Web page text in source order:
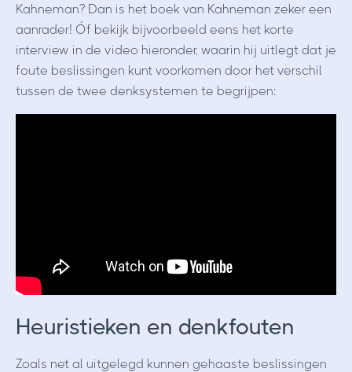
Kahneman? Dan is het boek van Kahneman zeker een
aanrader! Óf bekijk bijvoorbeeld eens het korte
interview in de video hieronder, waarin hij uitlegt dat je
foute beslissingen kunt voorkomen door het verschil
tussen de twee denksystemen te begrijpen:
Heuristieken en denkfouten
Zoals net al uitgelegd kunnen gehaaste beslissingen